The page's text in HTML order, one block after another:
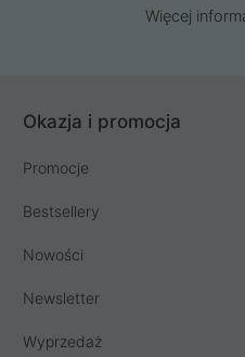
Więcej
Okazja i promocja
Promocje
Bestsellery
Nowości
Newsletter
Wyprzedaż